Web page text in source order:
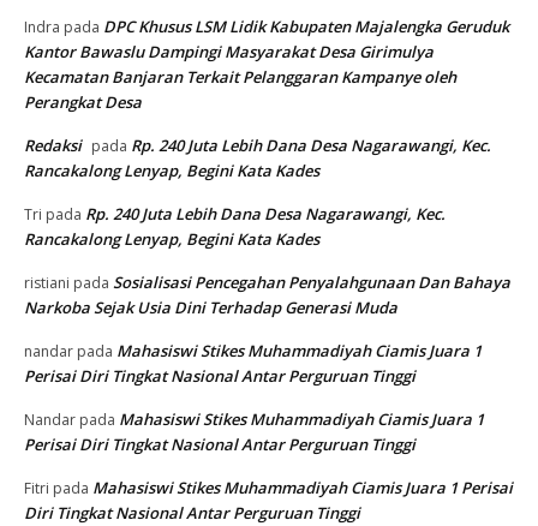
Indra pada DPC Khusus LSM Lidik Kabupaten Majalengka Geruduk
Kantor Bawaslu Dampingi Masyarakat Desa Girimulya
Kecamatan Banjaran Terkait Pelanggaran Kampanye oleh
Perangkat Desa
Redaksi pada Rp. 240 Juta Lebih Dana Desa Nagarawangi, Kec.
Rancakalong Lenyap, Begini Kata Kades
Tri pada Rp. 240 Juta Lebih Dana Desa Nagarawangi, Kec.
Rancakalong Lenyap, Begini Kata Kades
ristiani pada Sosialisasi Pencegahan Penyalahgunaan Dan Bahaya
Narkoba Sejak Usia Dini Terhadap Generasi Muda
nandar pada Mahasiswi Stikes Muhammadiyah Ciamis Juara 1
Perisai Diri Tingkat Nasional Antar Perguruan Tinggi
Nandar pada Mahasiswi Stikes Muhammadiyah Ciamis Juara 1
Perisai Diri Tingkat Nasional Antar Perguruan Tinggi
Fitri pada Mahasiswi Stikes Muhammadiyah Ciamis Juara 1 Perisai
Diri Tingkat Nasional Antar Perguruan Tinggi